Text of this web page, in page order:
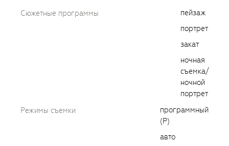
Сюжетные программы
пейзаж
портрет
закат
ночная
съемка/
ночной
портрет
Режимы съемки
программный
(P)
авто